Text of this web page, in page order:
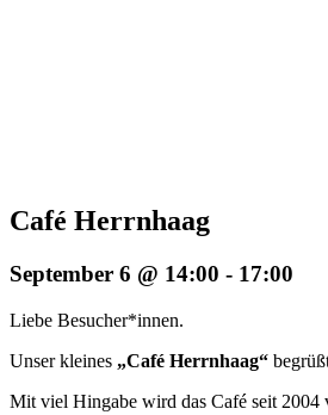
Café Herrnhaag
September 6 @ 14:00 - 17:00
Liebe Besucher*innen.
Unser kleines „Café Herrnhaag“
Mit viel Hingabe wird das Café seit 2004